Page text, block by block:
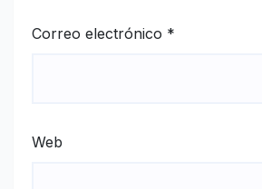
Correo electrónico *
Web